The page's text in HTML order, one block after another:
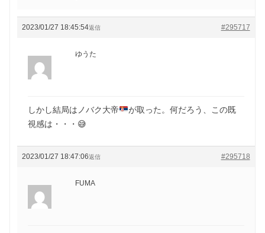
2023/01/27 18:45:54 #295717
返信
ゆうた
しかし結局はノバク大帝
が取った。何だろう、この既
視感は・・・ 😅
2023/01/27 18:47:06 #295718
返信
FUMA